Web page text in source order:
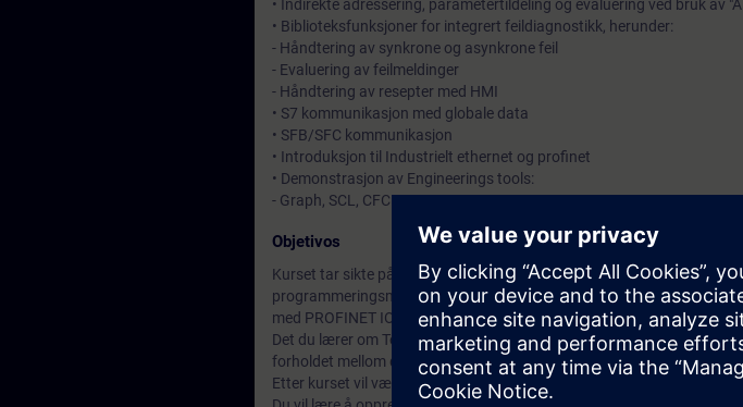
• Indirekte adressering, parametertildeling og evaluering ved bruk av
• Biblioteksfunksjoner for integrert feildiagnostikk, herunder:
- Håndtering av synkrone og asynkrone feil
- Evaluering av feilmeldinger
- Håndtering av resepter med HMI
• S7 kommunikasjon med globale data
• SFB/SFC kommunikasjon
• Introduksjon til Industrielt ethernet og profinet
• Demonstrasjon av Engineerings tools:
- Graph, SCL, CFC
Objetivos
Kurset tar sikte på å øke dine kunnskaper basert på tidligere
programmeringsmulighetene i SIMATIC S7. Vi bruker WinCC Flexible
med PROFINET IO.
Det du lærer om Totally Integrated Automation(TIA) gir deg er et
forholdet mellom de forskjellige komponentene.
Etter kurset vil være i stand til å strukturere og lage komplekse